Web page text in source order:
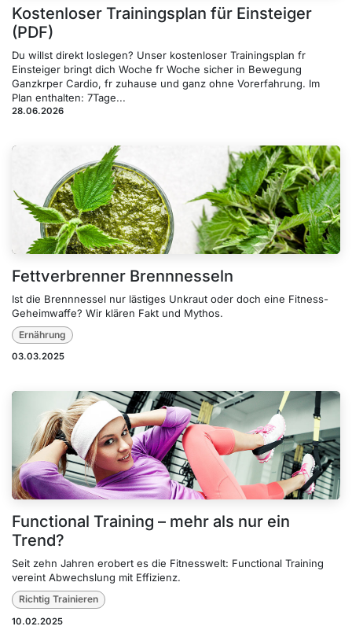
Kostenloser Trainingsplan für Einsteiger
(PDF)
Du willst direkt loslegen? Unser kostenloser Trainingsplan fr
Einsteiger bringt dich Woche fr Woche sicher in Bewegung
Ganzkrper Cardio, fr zuhause und ganz ohne Vorerfahrung. Im
Plan enthalten: 7Tage...
28.06.2026
Fettverbrenner Brennnesseln
Ist die Brennnessel nur lästiges Unkraut oder doch eine Fitness-
Geheimwaffe? Wir klären Fakt und Mythos.
Ernährung
03.03.2025
Functional Training – mehr als nur ein
Trend?
Seit zehn Jahren erobert es die Fitnesswelt: Functional Training
vereint Abwechslung mit Effizienz.
Richtig Trainieren
10.02.2025